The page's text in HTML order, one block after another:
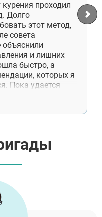
проходил
Долго
этот метод,
совета
объяснили
и лишних
быстро, а
которых я
Пока удается
лучший